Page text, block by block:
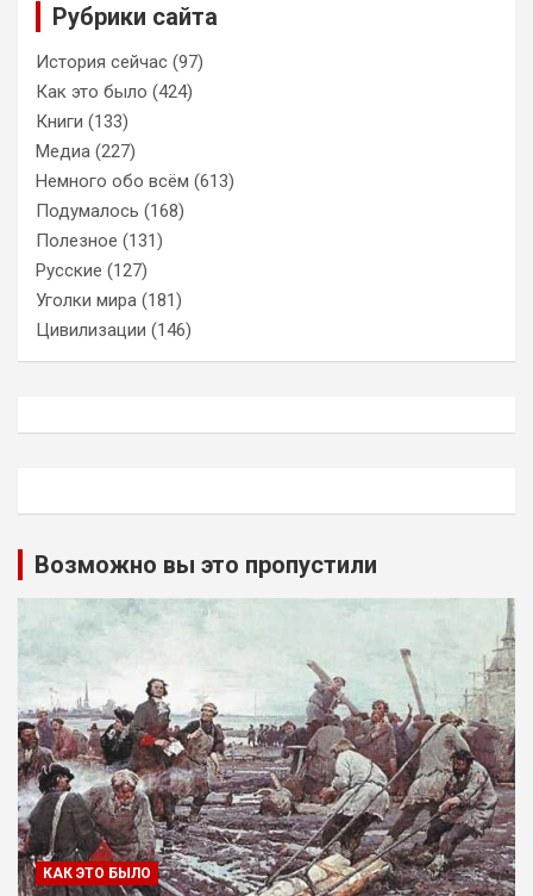
Рубрики сайта
История сейчас (97)
Как это было (424)
Книги (133)
Медиа (227)
Немного обо всём (613)
Подумалось (168)
Полезное (131)
Русские (127)
Уголки мира (181)
Цивилизации (146)
Возможно вы это пропустили
КАК ЭТО БЫЛО